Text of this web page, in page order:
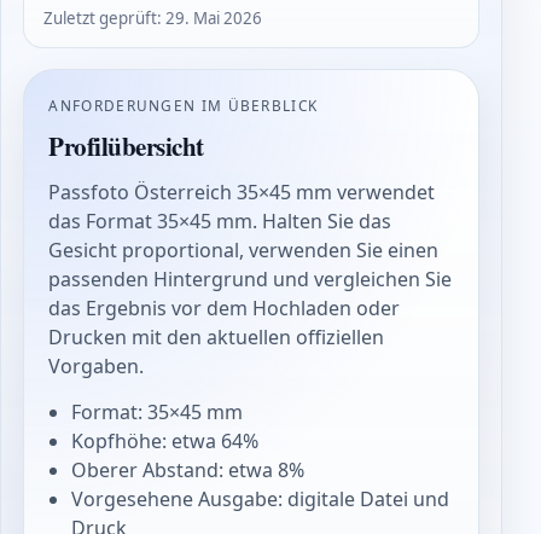
Zuletzt geprüft:29. Mai 2026
ANFORDERUNGEN IM ÜBERBLICK
Profilübersicht
Passfoto Österreich 35×45 mm verwendet
das Format 35×45 mm. Halten Sie das
Gesicht proportional, verwenden Sie einen
passenden Hintergrund und vergleichen Sie
das Ergebnis vor dem Hochladen oder
Drucken mit den aktuellen offiziellen
Vorgaben.
Format: 35×45 mm
Kopfhöhe: etwa 64%
Oberer Abstand: etwa 8%
Vorgesehene Ausgabe: digitale Datei und
Druck